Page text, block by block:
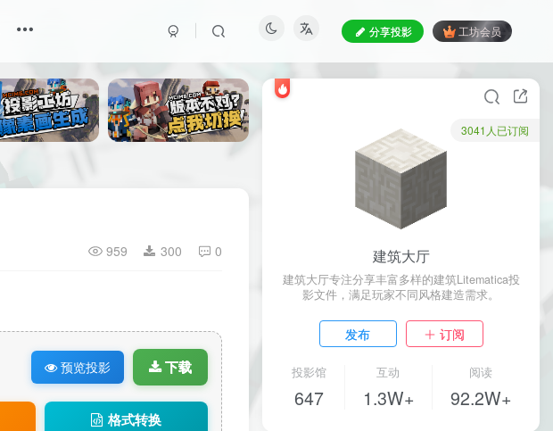
分享投影 工坊会员
959 300 0
预览投影 下载
格式转换
3041人已订阅
建筑大厅
建筑大厅专注分享丰富多样的建筑Litematica投
影文件，满足玩家不同风格建造需求。
发布 订阅
投影馆
647
互动
1.3W+
阅读
92.2W+